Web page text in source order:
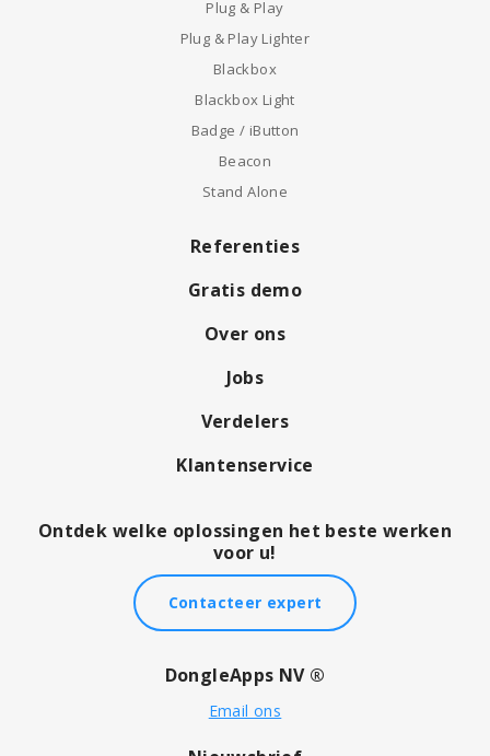
Plug & Play
Plug & Play Lighter
Blackbox
Blackbox Light
Badge / iButton
Beacon
Stand Alone
Referenties
Gratis demo
Over ons
Jobs
Verdelers
Klantenservice
Ontdek welke oplossingen het beste werken
voor u!
Contacteer expert
DongleApps NV ®
Email ons